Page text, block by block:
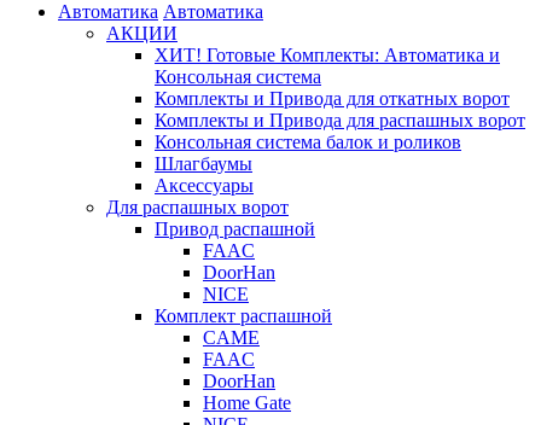
Автоматика Автоматика
АКЦИИ
ХИТ! Готовые Комплекты: Автоматика и
Консольная система
Комплекты и Привода для откатных ворот
Комплекты и Привода для распашных ворот
Консольная система балок и роликов
Шлагбаумы
Аксессуары
Для распашных ворот
Привод распашной
FAAC
DoorHan
NICE
Комплект распашной
CAME
FAAC
DoorHan
Home Gate